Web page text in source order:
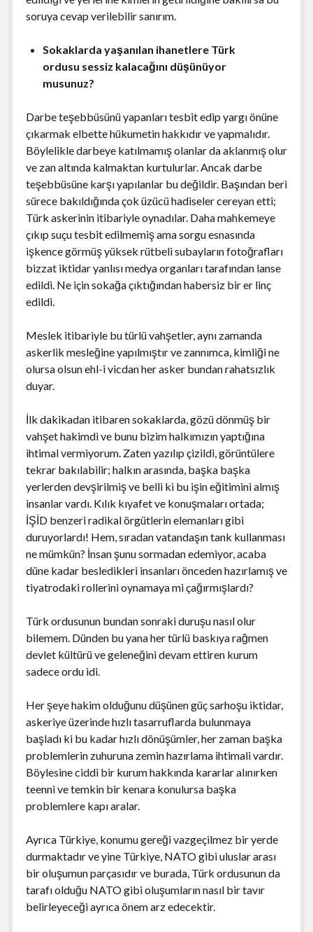
soruya cevap verilebilir sanırım.
Sokaklarda yaşanılan ihanetlere Türk
ordusu sessiz kalacağını düşünüyor
musunuz?
Darbe teşebbüsünü yapanları tesbit edip yargı önüne
çıkarmak elbette hükumetin hakkıdır ve yapmalıdır.
Böylelikle darbeye katılmamış olanlar da aklanmış olur
ve zan altında kalmaktan kurtulurlar. Ancak darbe
teşebbüsüne karşı yapılanlar bu değildir. Başından beri
sürece bakıldığında çok üzücü hadiseler cereyan etti;
Türk askerinin itibariyle oynadılar. Daha mahkemeye
çıkıp suçu tesbit edilmemiş ama sorgu esnasında
işkence görmüş yüksek rütbeli subayların fotoğrafları
bizzat iktidar yanlısı medya organları tarafından lanse
edildi. Ne için sokağa çıktığından habersiz bir er linç
edildi.
Meslek itibariyle bu türlü vahşetler, aynı zamanda
askerlik mesleğine yapılmıştır ve zannımca, kimliği ne
olursa olsun ehl-i vicdan her asker bundan rahatsızlık
duyar.
İlk dakikadan itibaren sokaklarda, gözü dönmüş bir
vahşet hakimdi ve bunu bizim halkımızın yaptığına
ihtimal vermiyorum. Zaten yazılıp çizildi, görüntülere
tekrar bakılabilir; halkın arasında, başka başka
yerlerden devşirilmiş ve belli ki bu işin eğitimini almış
insanlar vardı. Kılık kıyafet ve konuşmaları ortada;
İŞİD benzeri radikal örgütlerin elemanları gibi
duruyorlardı! Hem, sıradan vatandaşın tank kullanması
ne mümkün? İnsan şunu sormadan edemiyor, acaba
düne kadar besledikleri insanları önceden hazırlamış ve
tiyatrodaki rollerini oynamaya mi çağırmışlardı?
Türk ordusunun bundan sonraki duruşu nasıl olur
bilemem. Dünden bu yana her türlü baskıya rağmen
devlet kültürü ve geleneğini devam ettiren kurum
sadece ordu idi.
Her şeye hakim olduğunu düşünen güç sarhoşu iktidar,
askeriye üzerinde hızlı tasarruflarda bulunmaya
başladı ki bu kadar hızlı dönüşümler, her zaman başka
problemlerin zuhuruna zemin hazırlama ihtimali vardır.
Böylesine ciddi bir kurum hakkında kararlar alınırken
teenni ve temkin bir kenara konulursa başka
problemlere kapı aralar.
Ayrıca Türkiye, konumu gereği vazgeçilmez bir yerde
durmaktadır ve yine Türkiye, NATO gibi uluslar arası
bir oluşumun parçasıdır ve burada, Türk ordusunun da
tarafı olduğu NATO gibi oluşumların nasıl bir tavır
belirleyeceği ayrıca önem arz edecektir.